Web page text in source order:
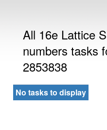
All 16e Lattice
numbers tasks
2853838
No tasks to display